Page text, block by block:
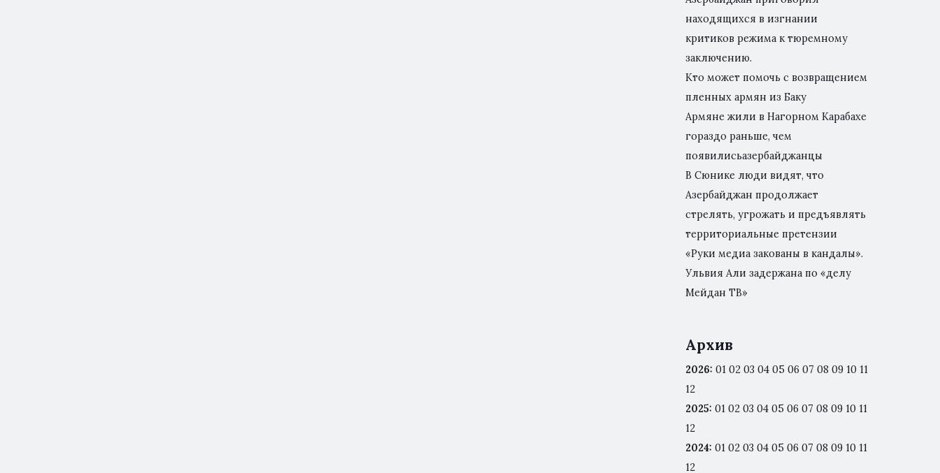
находящихся в изгнании
критиков режима к тюремному
заключению.
Кто может помочь с возвращением
пленных армян из Баку
Армяне жили в Нагорном Карабахе
гораздо раньше, чем
появилисьазербайджанцы
В Сюнике люди видят, что
Азербайджан продолжает
стрелять, угрожать и предъявлять
территориальные претензии
«Руки медиа закованы в кандалы».
Ульвия Али задержана по «делу
Мейдан ТВ»
Архив
2026: 01 02 03 04 05 06 07 08 09 10 11
12
2025: 01 02 03 04 05 06 07 08 09 10 11
12
2024: 01 02 03 04 05 06 07 08 09 10 11
12